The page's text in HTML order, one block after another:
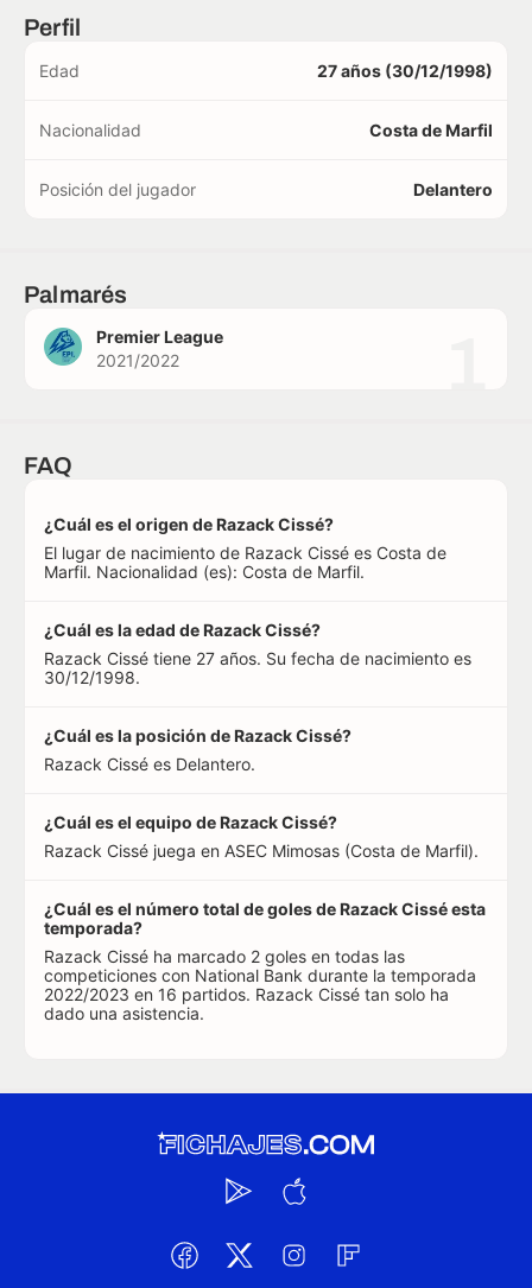
Perfil
Edad 27 años (30/12/1998)
Nacionalidad Costa de Marfil
Posición del jugador Delantero
Palmarés
Premier League
2021/2022
FAQ
¿Cuál es el origen de Razack Cissé?
El lugar de nacimiento de Razack Cissé es Costa de
Marfil. Nacionalidad (es): Costa de Marfil.
¿Cuál es la edad de Razack Cissé?
Razack Cissé tiene 27 años. Su fecha de nacimiento es
30/12/1998.
¿Cuál es la posición de Razack Cissé?
Razack Cissé es Delantero.
¿Cuál es el equipo de Razack Cissé?
Razack Cissé juega en ASEC Mimosas (Costa de Marfil).
¿Cuál es el número total de goles de Razack Cissé esta
temporada?
Razack Cissé ha marcado 2 goles en todas las
competiciones con National Bank durante la temporada
2022/2023 en 16 partidos. Razack Cissé tan solo ha
dado una asistencia.